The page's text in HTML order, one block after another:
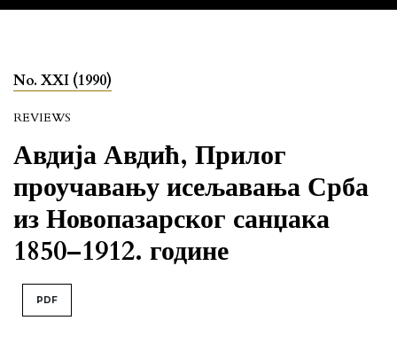
No. XXI (1990)
REVIEWS
Авдија Авдић, Прилог
проучавању исељавања Срба
из Новопазарског санџака
1850–1912. године
PDF